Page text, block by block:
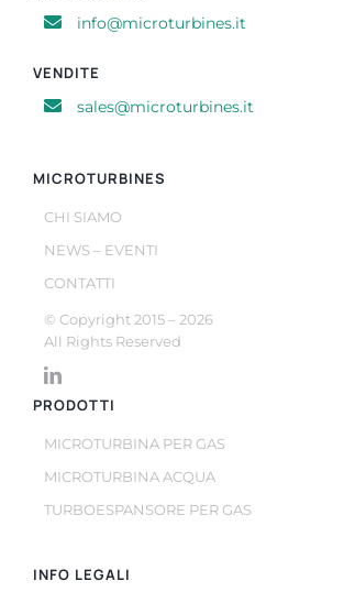
info@microturbines.it
VENDITE
sales@microturbines.it
MICROTURBINES
CHI SIAMO
NEWS – EVENTI
CONTATTI
© Copyright 2015 – 2026
All Rights Reserved
PRODOTTI
MICROTURBINA PER GAS
MICROTURBINA ACQUA
TURBOESPANSORE PER GAS
INFO LEGALI